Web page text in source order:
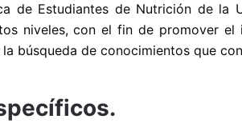
de Estudiantes de Nutrición de
niveles, con el fin de promover
búsqueda de conocimientos que